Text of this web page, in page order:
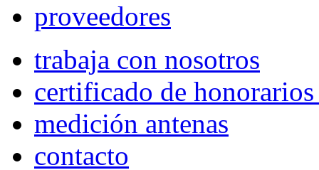
proveedores
trabaja con nosotros
certificado de
medición antenas
contacto